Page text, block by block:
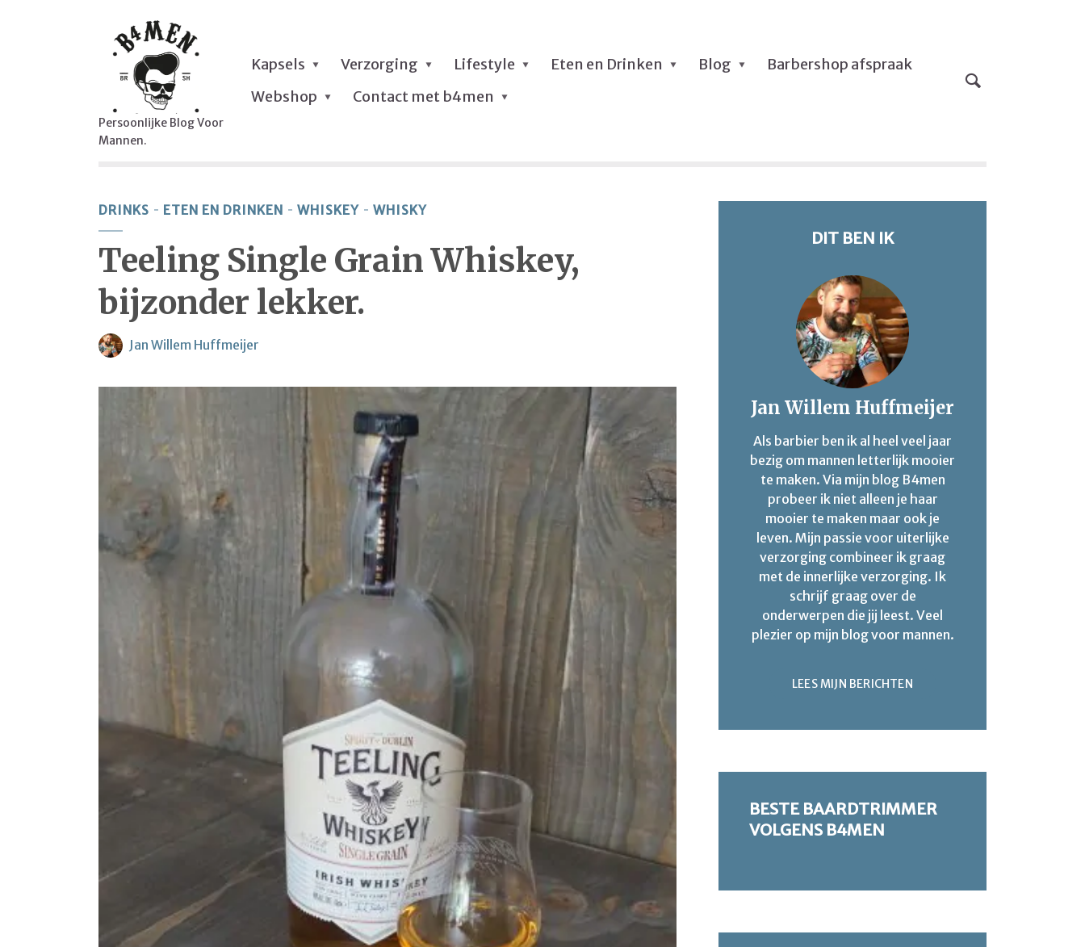
Persoonlijke Blog Voor
Mannen.
Kapsels Verzorging Lifestyle Eten en Drinken Blog
Barbershop afspraak
Webshop
Contact met b4men
DRINKS ETEN EN DRINKEN WHISKEY WHISKY
Teeling Single Grain Whiskey,
bijzonder lekker.
Jan Willem Huffmeijer
DIT BEN IK
Jan Willem Huffmeijer
Als barbier ben ik al heel veel jaar
bezig om mannen letterlijk mooier
te maken. Via mijn blog B4men
probeer ik niet alleen je haar
mooier te maken maar ook je
leven. Mijn passie voor uiterlijke
verzorging combineer ik graag
met de innerlijke verzorging. Ik
schrijf graag over de
onderwerpen die jij leest. Veel
plezier op mijn blog voor mannen.
LEES MIJN BERICHTEN
BESTE BAARDTRIMMER
VOLGENS B4MEN